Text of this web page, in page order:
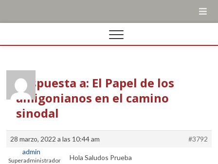
Respuesta a: El Papel de los
amigonianos en el camino
sinodal
28 marzo, 2022 a las 10:44 am
#3792
admin
Superadministrador Hola Saludos Prueba